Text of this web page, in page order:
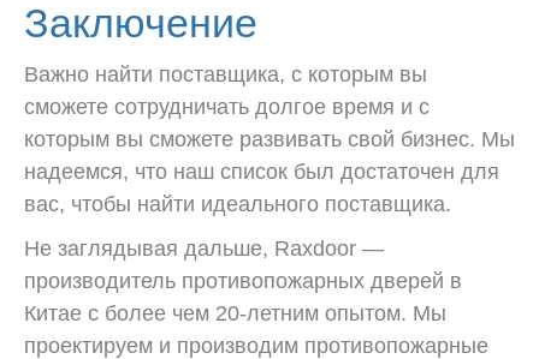
Заключение
Важно найти поставщика, с которым вы
сможете сотрудничать долгое время и с
которым вы сможете развивать свой бизнес. Мы
надеемся, что наш список был достаточен для
вас, чтобы найти идеального поставщика.
Не заглядывая дальше, Raxdoor —
производитель противопожарных дверей в
Китае с более чем 20-летним опытом. Мы
проектируем и производим противопожарные